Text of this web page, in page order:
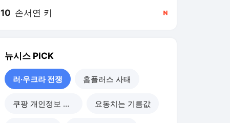
10 손서연 키
뉴시스 PICK
러·우크라 전쟁 홈플러스 사태
쿠팡 개인정보 유출 요동치는 기름값